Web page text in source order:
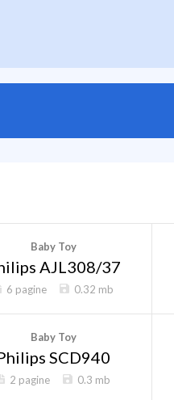
Baby Toy
AJL308/37
6 pagine 0.32 mb
Baby Toy
SCD940
2 pagine 0.3 mb